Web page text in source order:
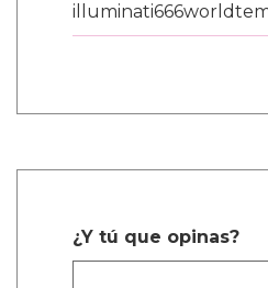
¿Y tú que opinas?